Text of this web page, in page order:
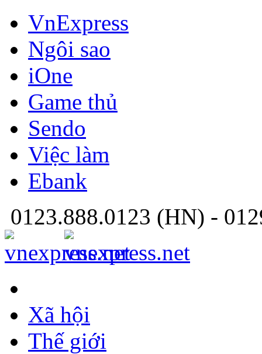
VnExpress
Ngôi sao
iOne
Game thủ
Sendo
Việc làm
Ebank
0123.888.0123 (HN) -
Xã hội
Thế giới